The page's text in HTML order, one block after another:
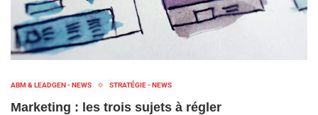
ABM & LEADGEN - NEWS STRATÉGIE - NEWS
Marketing : les trois sujets à régler